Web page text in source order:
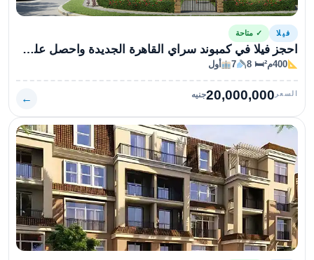
فيلا ✓ متاحة
احجز فيلا في كمبوند سراي القاهرة الجديدة واحصل علي خصم مميز
400م² 🛏 8
7 أول
السعر 20,000,000جنيه ←